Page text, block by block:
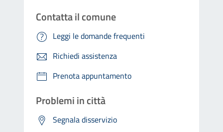
Contatta il comune
Leggi le domande frequenti
Richiedi assistenza
Prenota appuntamento
Problemi in città
Segnala disservizio